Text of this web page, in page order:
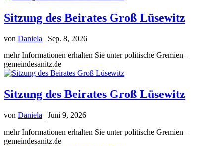
Sitzung des Beirates Groß Lüsewitz
von Daniela | Sep. 8, 2026
mehr Informationen erhalten Sie unter politische Gremien –
gemeindesanitz.de
Sitzung des Beirates Groß Lüsewitz
von Daniela | Juni 9, 2026
mehr Informationen erhalten Sie unter politische Gremien –
gemeindesanitz.de